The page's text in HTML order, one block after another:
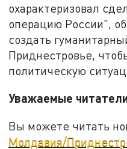
охарактеризовал
операцию России",
создать
Приднестровье,
политическую
Уважаемые
Вы можете читать
Молдавия/